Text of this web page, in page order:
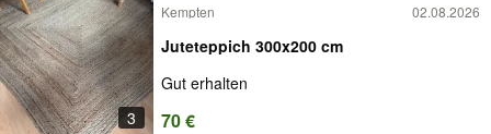
3
Kempten 02.08.2026
Juteteppich 300x200 cm
Gut erhalten
70 €